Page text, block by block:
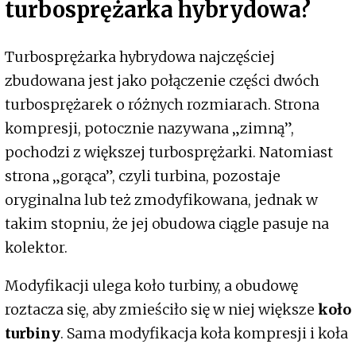
turbosprężarka hybrydowa?
Turbosprężarka hybrydowa najczęściej
zbudowana jest jako połączenie części dwóch
turbosprężarek o różnych rozmiarach. Strona
kompresji, potocznie nazywana „zimną”,
pochodzi z większej turbosprężarki. Natomiast
strona „gorąca”, czyli turbina, pozostaje
oryginalna lub też zmodyfikowana, jednak w
takim stopniu, że jej obudowa ciągle pasuje na
kolektor.
Modyfikacji ulega koło turbiny, a obudowę
roztacza się, aby zmieściło się w niej większe koło
turbiny. Sama modyfikacja koła kompresji i koła